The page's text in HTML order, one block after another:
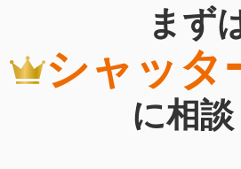
まず
シャッタ
に相談